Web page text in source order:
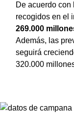
De acuerdo con
recogidos en el
269.000
Además, las
seguirá
320.000